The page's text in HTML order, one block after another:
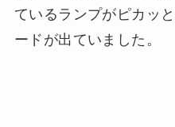
ているランプがピカッ
ードが出ていました。